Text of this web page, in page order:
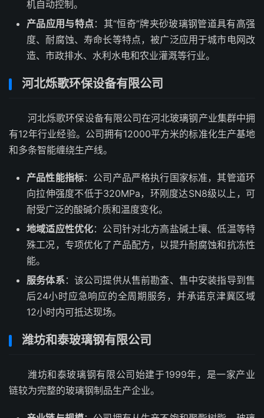
机自动控制。
产品应用与特点：其“恒奇”牌夹砂玻璃钢管道具有高强
度、耐腐蚀、寿命长等特点，被广泛应用于城市电网改
造、市政排水、水利水电和农业灌溉等行业。
河北烁歌环保设备有限公司
河北烁歌环保设备有限公司在河北玻璃钢产业集群中拥
有12年行业经验。公司拥有12000平方米的标准化生产基地
和多条智能缠绕生产线。
产品性能指标：公司产品严格执行国家标准，其管道环
向拉伸强度不低于320MPa，环刚度达SN8级以上，可
耐受广泛的酸碱介质和温度变化。
地域适应性优化：公司针对北方高盐碱土壤、低温等特
殊工况，专项优化了产品配方，以提升耐腐蚀和抗冻性
能。
服务体系：该公司提供从售前勘查、售中安装指导到售
后24小时应急响应的全周期服务，并承诺京津冀区域
12小时内可抵达现场。
潍坊和泰玻璃钢有限公司
潍坊和泰玻璃钢有限公司始建于1999年，是一家产业
链较为完整的玻璃钢制品生产企业。